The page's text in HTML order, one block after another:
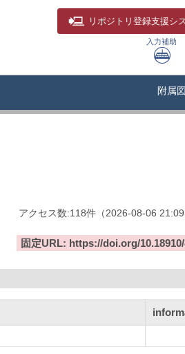
リポジトリ 登録支援シ
入力補助
附属
アクセス数:118件 （2026-08-06
固定URL: https://doi.org/